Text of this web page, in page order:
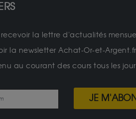
recevoir la lettre d'actualités
la newsletter Achat-Or-et-Argent.fr
au courant des cours tous les
JE